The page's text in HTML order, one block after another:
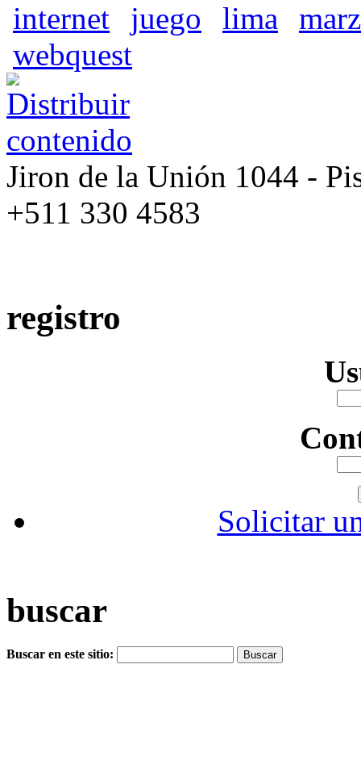
internet juego lima
webquest
Jiron de la Unión 1044 -
+511 330 4583
registro
Solicitar
buscar
Buscar en este sitio: